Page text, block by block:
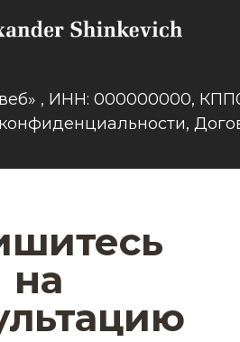
, ИНН: 000000000,
на